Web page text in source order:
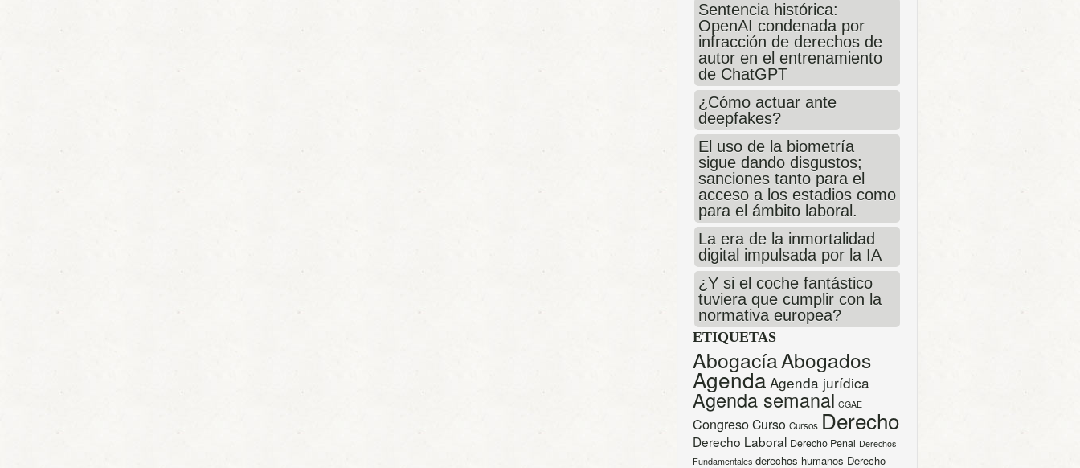
Sentencia histórica:
OpenAI condenada por
infracción de derechos de
autor en el entrenamiento
de ChatGPT
¿Cómo actuar ante
deepfakes?
El uso de la biometría
sigue dando disgustos;
sanciones tanto para el
acceso a los estadios como
para el ámbito laboral.
La era de la inmortalidad
digital impulsada por la IA
¿Y si el coche fantástico
tuviera que cumplir con la
normativa europea?
ETIQUETAS
AbogacíaAbogados
Agenda Agenda jurídica
Agenda semanal CGAE
CongresoCurso Cursos Derecho
Derecho Laboral Derecho Penal Derechos
Fundamentales derechos humanos Derecho